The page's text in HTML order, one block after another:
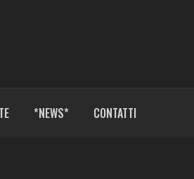
*NEWS* CONTATTI